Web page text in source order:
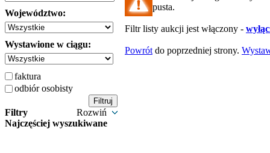
Województwo:
Wystawione w ciągu:
faktura
odbiór osobisty
Filtry
Rozwiń
Najczęściej wyszukiwane
pusta.
Filtr listy aukcji jest włączony -
Powrót do poprzedniej strony.